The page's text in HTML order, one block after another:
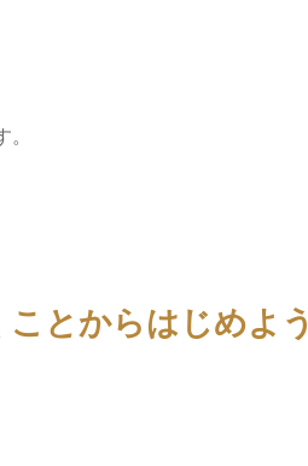
とからはじめよう